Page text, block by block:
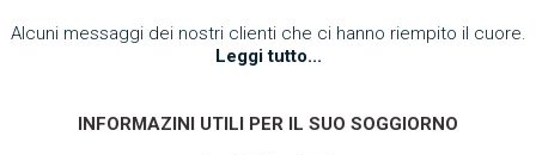
Alcuni messaggi dei nostri clienti che ci hanno riempito il cuore.
Leggi tutto...
INFORMAZINI UTILI PER IL SUO SOGGIORNO